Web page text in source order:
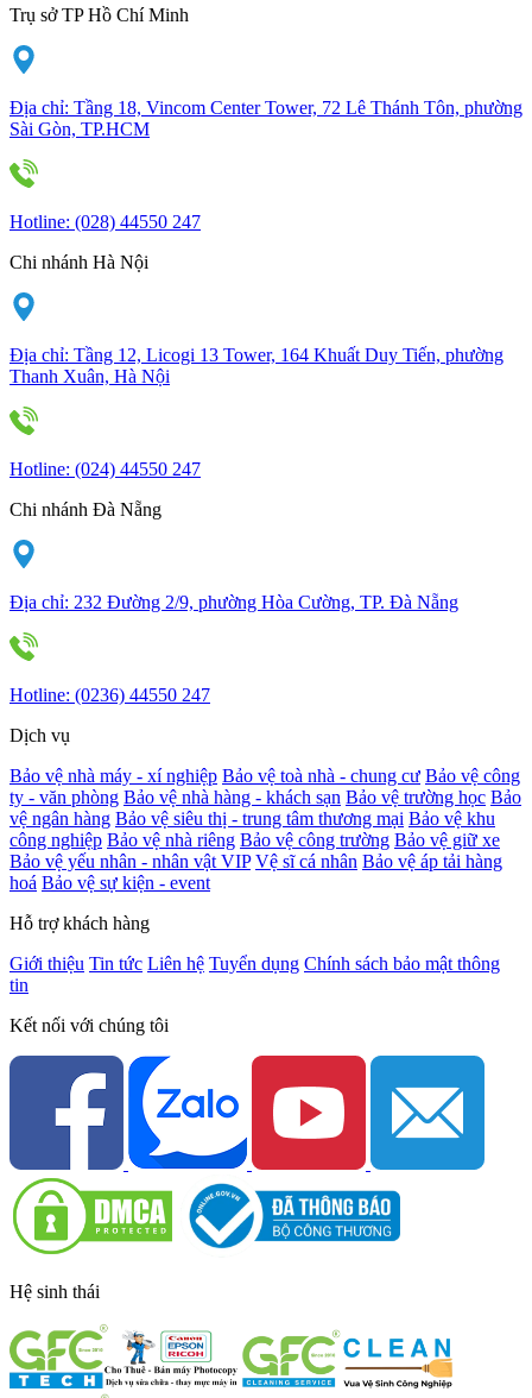
Trụ sở TP Hồ Chí Minh
Địa chỉ: Tầng 18, Vincom Center Tower, 72 Lê Thánh Tôn, phường
Sài Gòn, TP.HCM
Hotline: (028) 44550 247
Chi nhánh Hà Nội
Địa chỉ: Tầng 12, Licogi 13 Tower, 164 Khuất Duy Tiến, phường
Thanh Xuân, Hà Nội
Hotline: (024) 44550 247
Chi nhánh Đà Nẵng
Địa chỉ: 232 Đường 2/9, phường Hòa Cường, TP. Đà Nẵng
Hotline: (0236) 44550 247
Dịch vụ
Bảo vệ nhà máy - xí nghiệp Bảo vệ toà nhà - chung cư Bảo vệ công
ty - văn phòng Bảo vệ nhà hàng - khách sạn Bảo vệ trường học Bảo
vệ ngân hàng Bảo vệ siêu thị - trung tâm thương mại Bảo vệ khu
công nghiệp Bảo vệ nhà riêng Bảo vệ công trường Bảo vệ giữ xe
Bảo vệ yếu nhân - nhân vật VIP Vệ sĩ cá nhân Bảo vệ áp tải hàng
hoá Bảo vệ sự kiện - event
Hỗ trợ khách hàng
Giới thiệu Tin tức Liên hệ Tuyển dụng Chính sách bảo mật thông
tin
Kết nối với chúng tôi
Hệ sinh thái